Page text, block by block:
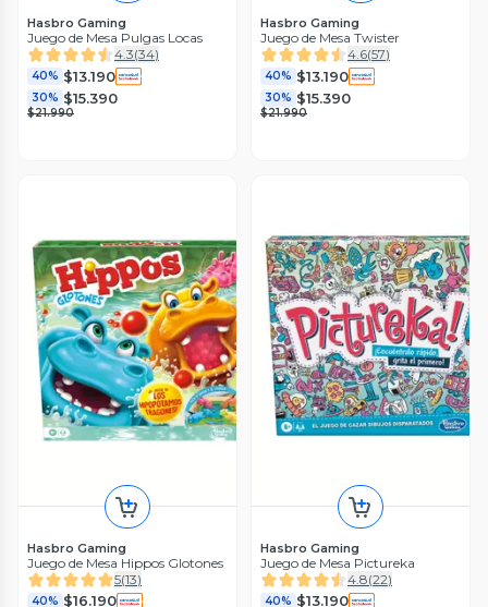
Hasbro Gaming
Juego de Mesa Pulgas Locas
4.3(34)
40% $13.190
30% $15.390
$21.990
Hasbro Gaming
Juego de Mesa Twister
4.6(57)
40% $13.190
30% $15.390
$21.990
Hasbro Gaming
Juego de Mesa Hippos Glotones
5(13)
40% $16.190
Hasbro Gaming
Juego de Mesa Pictureka
4.8(22)
40% $13.190